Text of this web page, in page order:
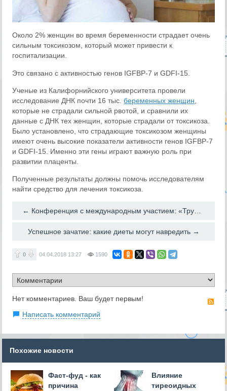
Около 2% женщин во время беременности страдает очень
сильным токсикозом, который может привести к
госпитализации.
Это связано с активностью генов IGFBP-7 и GDFI-15.
Ученые из Калифорнийского университета провели
исследование ДНК почти 16 тыс.беременных женщин,
которые не страдали сильной рвотой, и сравнили их
данные с ДНК тех женщин, которые страдали от токсикоза.
Было установлено, что страдающие токсикозом женщины
имеют очень высокие показатели активности генов IGFBP-7
и GDFI-15. Именно эти гены играют важную роль при
развитии плаценты.
Полученные результаты должны помочь исследователям
найти средство для лечения токсикоза.
← Конференция с международным участием: «Трудный пациент с бесплодием – пути решения проблем»
Успешное зачатие: какие диеты могут навредить →
0 04.04.2018 13:27 1590
Нет комментариев. Ваш будет первым!
Написать комментарий
Похожие новости
Фаст-фуд - как
причина
Влияние
тиреоидных